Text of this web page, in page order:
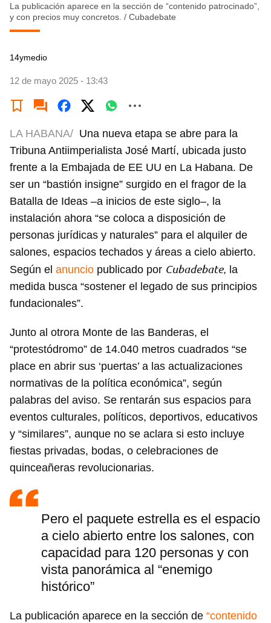
La publicación aparece en la sección de “contenido patrocinado”,
y con precios muy concretos. / Cubadebate
14ymedio
12 de mayo 2025 - 13:43
LA HABANA/ Una nueva etapa se abre para la
Tribuna Antiimperialista José Martí, ubicada justo
frente a la Embajada de EE UU en La Habana. De
ser un “bastión insigne” surgido en el fragor de la
Batalla de Ideas –a inicios de este siglo–, la
instalación ahora “se coloca a disposición de
personas jurídicas y naturales” para el alquiler de
salones, espacios techados y áreas a cielo abierto.
Según el anuncio publicado por Cubadebate, la
medida busca “sostener el legado de sus principios
fundacionales”.
Junto al otrora Monte de las Banderas, el
“protestódromo” de 14.040 metros cuadrados “se
place en abrir sus ‘puertas’ a las actualizaciones
normativas de la política económica”, según
palabras del aviso. Se rentarán sus espacios para
eventos culturales, políticos, deportivos, educativos
y “similares”, aunque no se aclara si esto incluye
fiestas privadas, bodas, o celebraciones de
quinceañeras revolucionarias.
Pero el paquete estrella es el espacio
a cielo abierto entre los salones, con
capacidad para 120 personas y con
vista panorámica al “enemigo
histórico”
La publicación aparece en la sección de “contenido